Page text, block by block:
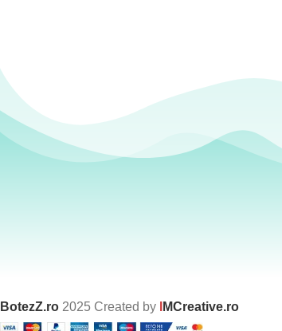
BotezZ.ro 2025 Created by MCreative.ro